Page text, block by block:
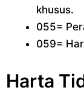
khusus.
055=
059=
Harta